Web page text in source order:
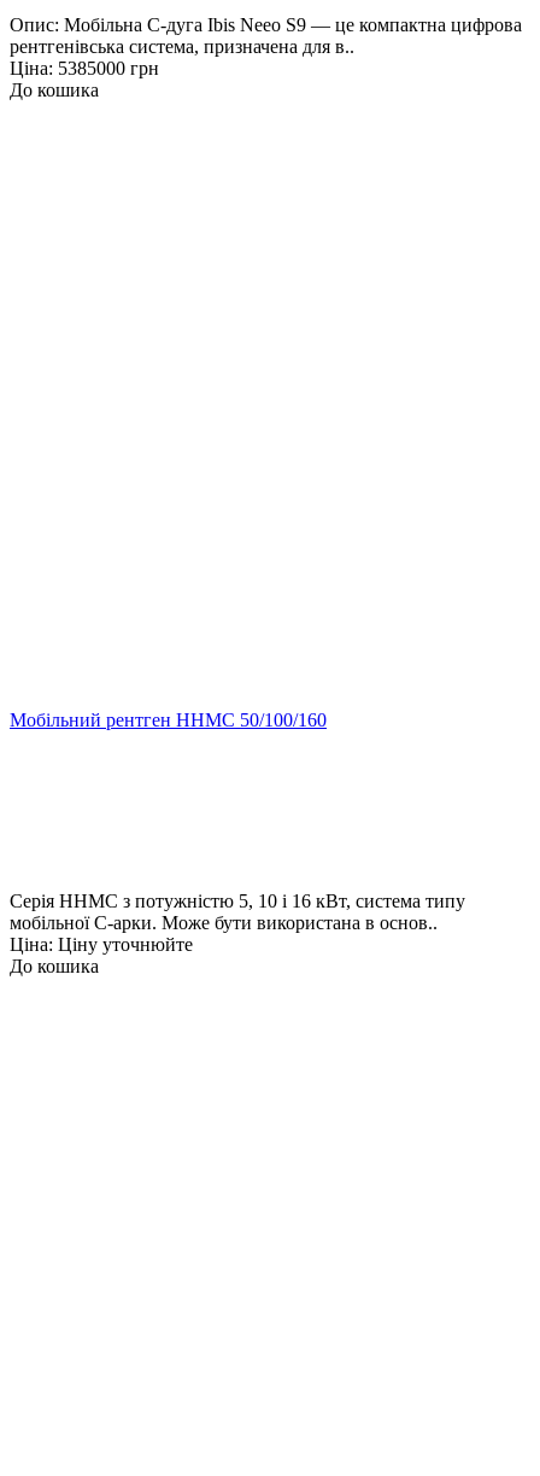
Опис: Мобільна С-дуга Ibis Neeo S9 — це компактна цифрова
рентгенівська система, призначена для в..
Ціна: 5385000 грн
До кошика
Мобільний рентген HHMC 50/100/160
Серія HHMC з потужністю 5, 10 і 16 кВт, система типу
мобільної C-арки. Може бути використана в основ..
Ціна: Ціну уточнюйте
До кошика